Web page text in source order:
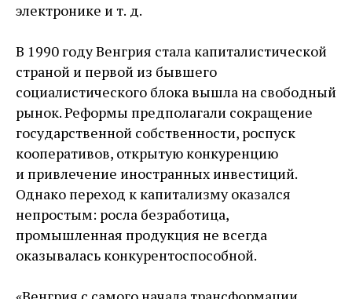
электронике и т. д.
В 1990 году Венгрия стала капиталистической
страной и первой из бывшего
социалистического блока вышла на свободный
рынок. Реформы предполагали сокращение
государственной собственности, роспуск
кооперативов, открытую конкуренцию
и привлечение иностранных инвестиций.
Однако переход к капитализму оказался
непростым: росла безработица,
промышленная продукция не всегда
оказывалась конкурентоспособной.